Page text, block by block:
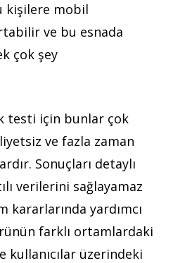
kişilere mobil
ve bu esnada
çok şey
testi için bunlar çok
ve fazla zaman
Sonuçları detaylı
verilerini sağlayamaz
kararlarında yardımcı
farklı ortamlardaki
kullanıcılar üzerindeki